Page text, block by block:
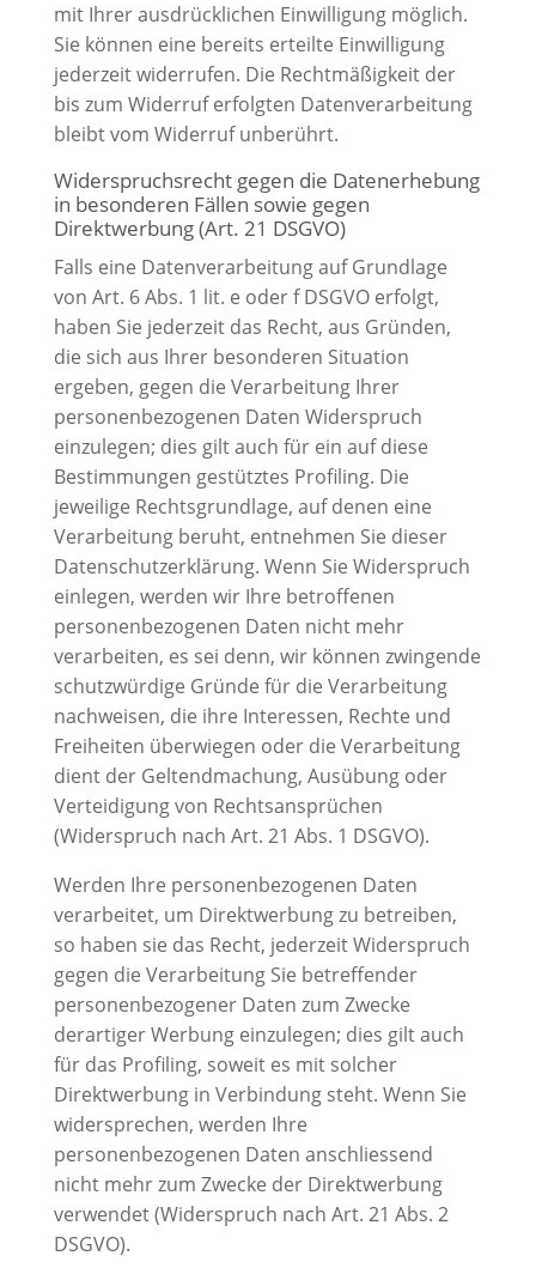
mit Ihrer ausdrücklichen Einwilligung möglich.
Sie können eine bereits erteilte Einwilligung
jederzeit widerrufen. Die Rechtmäßigkeit der
bis zum Widerruf erfolgten Datenverarbeitung
bleibt vom Widerruf unberührt.
Widerspruchsrecht gegen die Datenerhebung
in besonderen Fällen sowie gegen
Direktwerbung (Art. 21 DSGVO)
Falls eine Datenverarbeitung auf Grundlage
von Art. 6 Abs. 1 lit. e oder f DSGVO erfolgt,
haben Sie jederzeit das Recht, aus Gründen,
die sich aus Ihrer besonderen Situation
ergeben, gegen die Verarbeitung Ihrer
personenbezogenen Daten Widerspruch
einzulegen; dies gilt auch für ein auf diese
Bestimmungen gestütztes Profiling. Die
jeweilige Rechtsgrundlage, auf denen eine
Verarbeitung beruht, entnehmen Sie dieser
Datenschutzerklärung. Wenn Sie Widerspruch
einlegen, werden wir Ihre betroffenen
personenbezogenen Daten nicht mehr
verarbeiten, es sei denn, wir können zwingende
schutzwürdige Gründe für die Verarbeitung
nachweisen, die ihre Interessen, Rechte und
Freiheiten überwiegen oder die Verarbeitung
dient der Geltendmachung, Ausübung oder
Verteidigung von Rechtsansprüchen
(Widerspruch nach Art. 21 Abs. 1 DSGVO).
Werden Ihre personenbezogenen Daten
verarbeitet, um Direktwerbung zu betreiben,
so haben sie das Recht, jederzeit Widerspruch
gegen die Verarbeitung Sie betreffender
personenbezogener Daten zum Zwecke
derartiger Werbung einzulegen; dies gilt auch
für das Profiling, soweit es mit solcher
Direktwerbung in Verbindung steht. Wenn Sie
widersprechen, werden Ihre
personenbezogenen Daten anschliessend
nicht mehr zum Zwecke der Direktwerbung
verwendet (Widerspruch nach Art. 21 Abs. 2
DSGVO).